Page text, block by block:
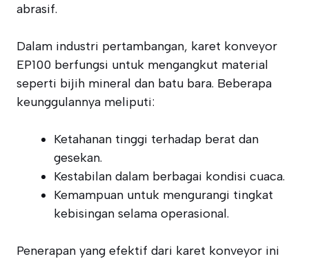
abrasif.
Dalam industri pertambangan, karet konveyor
EP100 berfungsi untuk mengangkut material
seperti bijih mineral dan batu bara. Beberapa
keunggulannya meliputi:
Ketahanan tinggi terhadap berat dan
gesekan.
Kestabilan dalam berbagai kondisi cuaca.
Kemampuan untuk mengurangi tingkat
kebisingan selama operasional.
Penerapan yang efektif dari karet konveyor ini